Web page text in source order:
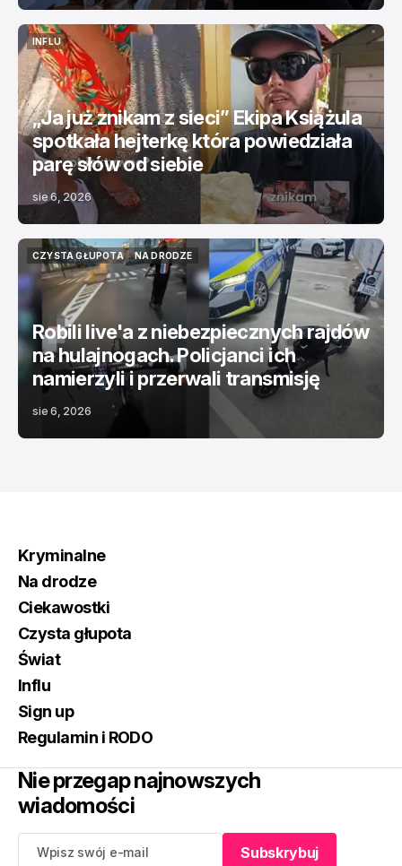
INFLU
INFLU
„Ja już znikam z sieci” Ekipa Książula
spotkała hejterkę która powiedziała
parę słów od siebie
sie 6, 2026
CZYSTA GŁUPOTA
CZYSTA GŁUPOTA
NA DRODZE
NA DRODZE
Robili live'a z niebezpiecznych rajdów
na hulajnogach. Policjanci ich
namierzyli i przerwali transmisję
sie 6, 2026
Kryminalne
Na drodze
Ciekawostki
Czysta głupota
Świat
Influ
Sign up
Regulamin i RODO
Nie przegap najnowszych
wiadomości
Subskrybuj